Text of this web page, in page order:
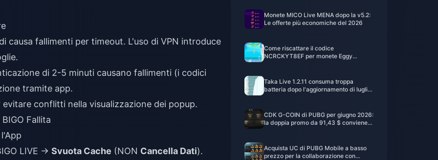
causa fallimenti per timeout. L'uso di VPN introduce
di 2-5 minuti causano fallimenti (i codici
tramite app.
conflitti nella visualizzazione dei popup.
Fallita
LIVE → Svuota Cache (NON Cancella Dati).
Monete MICO Live MENA dopo la v5.2:
Le offerte più economiche del 2026
Come riscattare il codice
NCRCKYT8EF per monete Eggy
Taka Live 1.2.11 consuma troppa
batteria dopo l'aggiornamento di luglio
CDK G-COIN di PUBG per giugno 2026:
la doppia promo da 91,43 $ conviene
Acquista UC di PUBG Mobile a basso
prezzo per la collaborazione con